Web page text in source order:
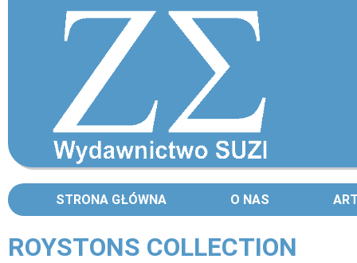
STRONA GŁÓWNA O NAS
ROYSTONS COLLECTION